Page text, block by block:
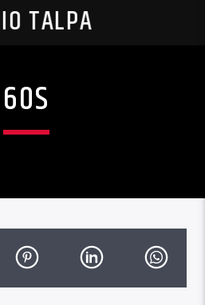
TALPA
60S